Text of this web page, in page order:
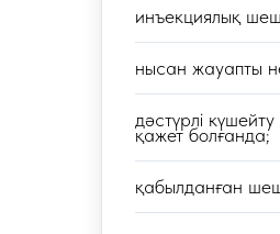
инъекциялық
нысан жауапты
дәстүрлі
қажет болғанда;
қабылданған